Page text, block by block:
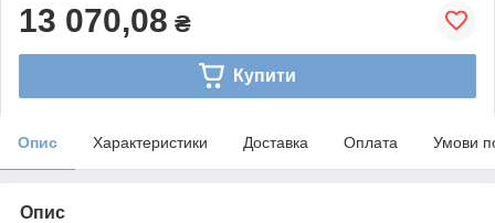
13 070,08 ₴
Купити
Опис Характеристики Доставка Оплата Умови
Опис